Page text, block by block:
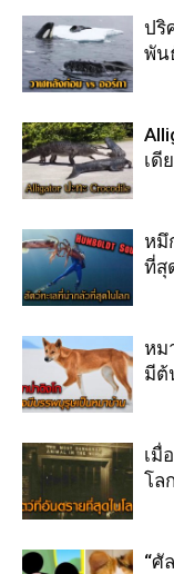
ปริ
พัน
เดี
หมึ
ที่สุ
หม
มีต้
เมื่
โล
“ศั